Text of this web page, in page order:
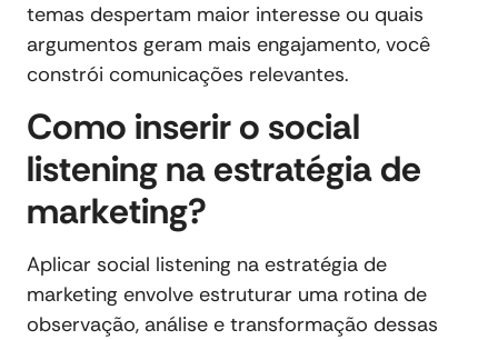
temas despertam maior interesse ou quais
argumentos geram mais engajamento, você
constrói comunicações relevantes.
Como inserir o social
listening na estratégia de
marketing?
Aplicar social listening na estratégia de
marketing envolve estruturar uma rotina de
observação, análise e transformação dessas